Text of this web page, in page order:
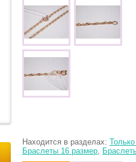
Находится в разделах:
Браслеты 16 размер,